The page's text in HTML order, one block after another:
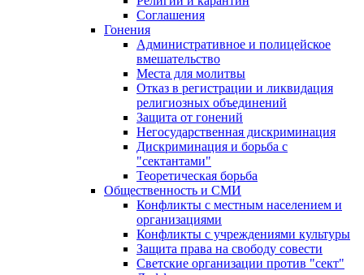
Соглашения
Гонения
Административное и полицейское
вмешательство
Места для молитвы
Отказ в регистрации и ликвидация
религиозных объединений
Защита от гонений
Негосударственная дискриминация
Дискриминация и борьба с
"сектантами"
Теоретическая борьба
Общественность и СМИ
Конфликты с местным населением и
организациями
Конфликты с учреждениями культуры
Защита права на свободу совести
Светские организации против "сект"